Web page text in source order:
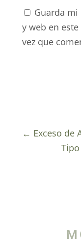
Guarda
y web en
vez que
← Exceso de